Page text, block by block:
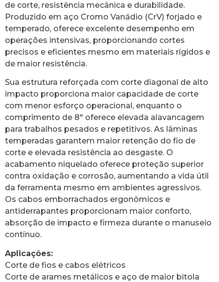
de corte, resistência mecânica e durabilidade.
Produzido em aço Cromo Vanádio (CrV) forjado e
temperado, oferece excelente desempenho em
operações intensivas, proporcionando cortes
precisos e eficientes mesmo em materiais rígidos e
de maior resistência.
Sua estrutura reforçada com corte diagonal de alto
impacto proporciona maior capacidade de corte
com menor esforço operacional, enquanto o
comprimento de 8″ oferece elevada alavancagem
para trabalhos pesados e repetitivos. As lâminas
temperadas garantem maior retenção do fio de
corte e elevada resistência ao desgaste. O
acabamento niquelado oferece proteção superior
contra oxidação e corrosão, aumentando a vida útil
da ferramenta mesmo em ambientes agressivos.
Os cabos emborrachados ergonômicos e
antiderrapantes proporcionam maior conforto,
absorção de impacto e firmeza durante o manuseio
contínuo.
Aplicações:
Corte de fios e cabos elétricos
Corte de arames metálicos e aço de maior bitola